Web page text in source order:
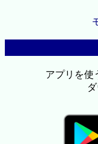
アプリを使